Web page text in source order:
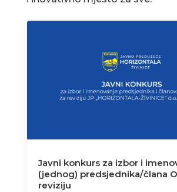
Javni konkurs za izbor i
(jednog) predsjednika/člana
reviziju